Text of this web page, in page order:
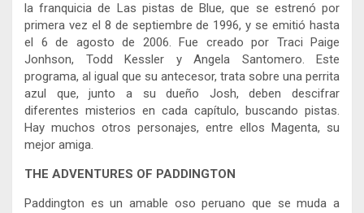
la franquicia de Las pistas de Blue, que se estrenó por
primera vez el 8 de septiembre de 1996, y se emitió hasta
el 6 de agosto de 2006. Fue creado por Traci Paige
Jonhson, Todd Kessler y Angela Santomero. Este
programa, al igual que su antecesor, trata sobre una perrita
azul que, junto a su dueño Josh, deben descifrar
diferentes misterios en cada capítulo, buscando pistas.
Hay muchos otros personajes, entre ellos Magenta, su
mejor amiga.
THE ADVENTURES OF PADDINGTON
Paddington es un amable oso peruano que se muda a